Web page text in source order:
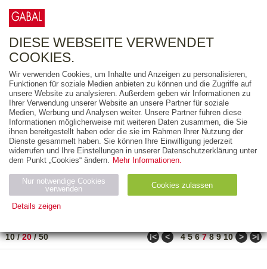
FREITEXT
AUSGABEART
AUS DER REIHE
ZUM THEMA
Neuerscheinung
Bestseller
PREIS
10/20/50 ǀ< < 4 5 6 7 8 9 10 > >ǀ
DIESE WEBSEITE VERWENDET
COOKIES.
Wir verwenden Cookies, um Inhalte und Anzeigen zu personalisieren,
Funktionen für soziale Medien anbieten zu können und die Zugriffe auf
unsere Website zu analysieren. Außerdem geben wir Informationen zu
Ihrer Verwendung unserer Website an unsere Partner für soziale
Medien, Werbung und Analysen weiter. Unsere Partner führen diese
Informationen möglicherweise mit weiteren Daten zusammen, die Sie
ihnen bereitgestellt haben oder die sie im Rahmen Ihrer Nutzung der
Dienste gesammelt haben. Sie können Ihre Einwilligung jederzeit
widerrufen und Ihre Einstellungen in unserer Datenschutzerklärung unter
dem Punkt „Cookies“ ändern. Mehr Informationen.
Nur notwendige Cookies
verwenden
Cookies zulassen
Details zeigen
Name Zweck
Ty